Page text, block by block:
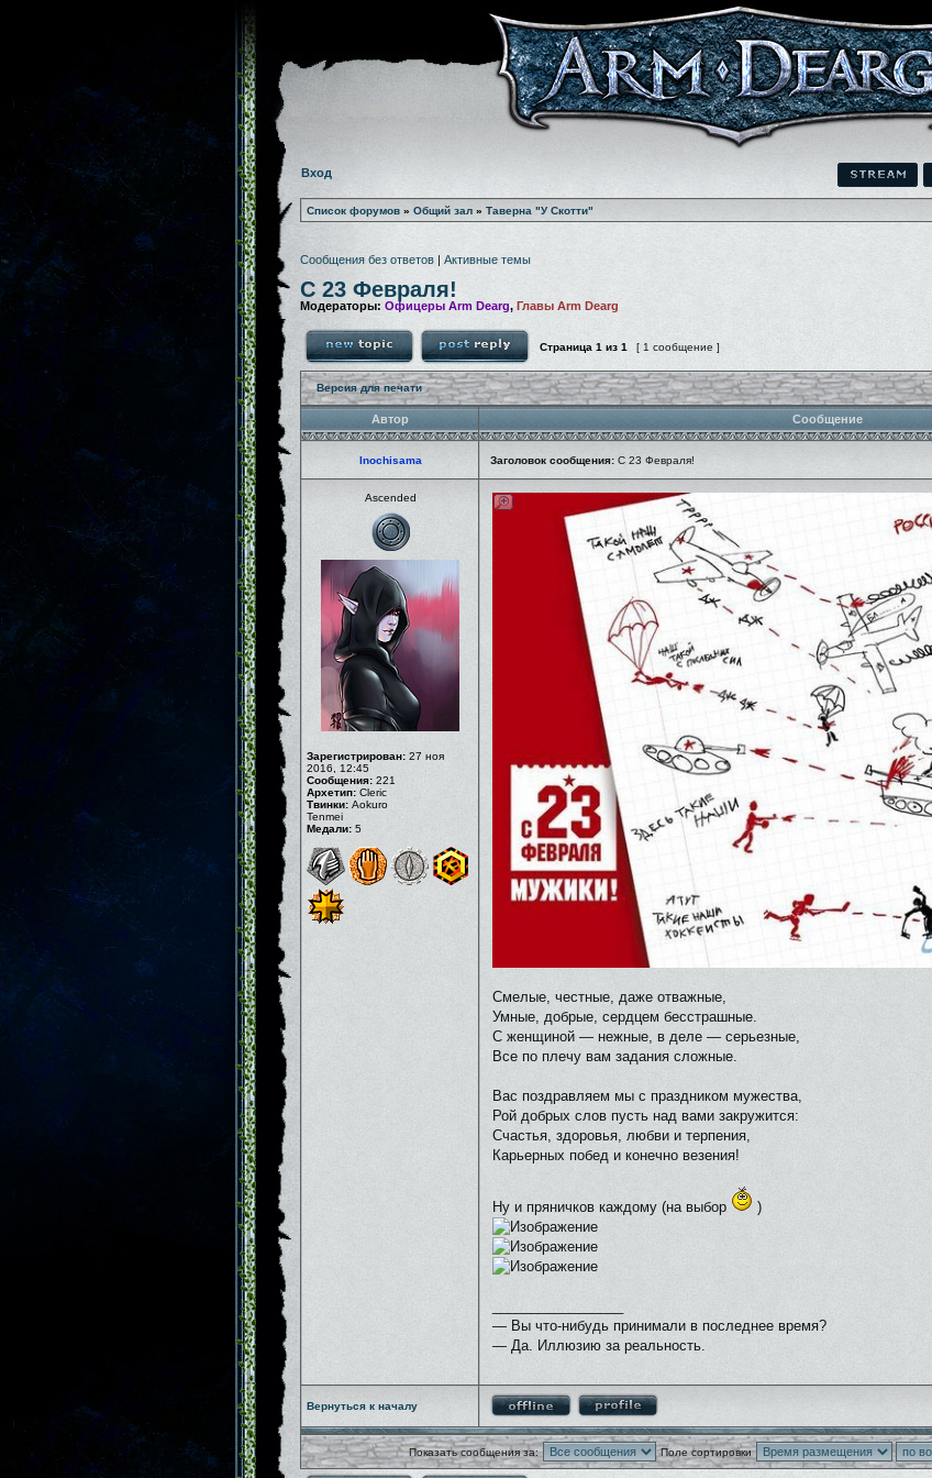
Вход
Список форумов » Общий зал » Таверна "У Скотти"
Сообщения без ответов | Активные темы
С 23 Февраля!
Модераторы: Офицеры Arm Dearg, Главы Arm Dearg
Страница 1 из 1 [ 1 сообщение ]
Версия для печати
Автор Сообщение
Inochisama Заголовок сообщения: С 23 Февраля!
Ascended
Зарегистрирован: 27 ноя
2016, 12:45
Сообщения: 221
Архетип: Cleric
Твинки: Aokuro
Tenmei
Медали: 5
Смелые, честные, даже отважные,
Умные, добрые, сердцем бесстрашные.
С женщиной — нежные, в деле — серьезные,
Все по плечу вам задания сложные.
Вас поздравляем мы с праздником мужества,
Рой добрых слов пусть над вами закружится:
Счастья, здоровья, любви и терпения,
Карьерных побед и конечно везения!
Ну и пряничков каждому (на выбор )
— Вы что-нибудь принимали в последнее время?
— Да. Иллюзию за реальность.
Вернуться к началу
Показать сообщения за: Поле сортировки